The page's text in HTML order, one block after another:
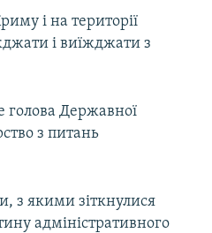
і на території
і виїжджати з
голова Державної
з питань
з якими зіткнулися
адміністративного